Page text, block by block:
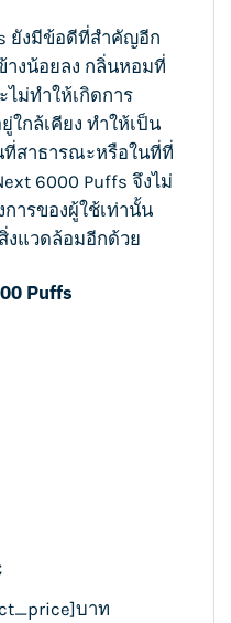
ยังมีข้อดีที่สำคัญอีก
างน้อยลง กลิ่นหอมที่
ม่ทำให้เกิดการ
ใกล้เคียง ทำให้เป็น
ที่สาธารณะหรือในที่ที่
6000 Puffs จึงไม่
ารของผู้ใช้เท่านั้น
งแวดล้อมอีกด้วย
Puffs
บาท